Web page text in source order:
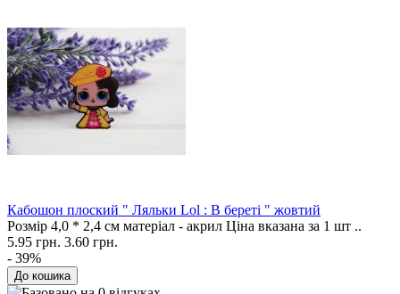
Кабошон плоский " Ляльки Lol : В береті " жовтий
Розмір 4,0 * 2,4 см матеріал - акрил Ціна вказана за 1 шт ..
5.95 грн. 3.60 грн.
- 39%